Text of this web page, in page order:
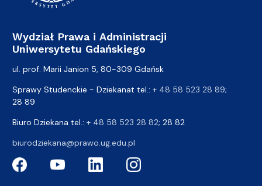
Wydział Prawa i Administracji
Uniwersytetu Gdańskiego
ul. prof. Marii Janion 5, 80-309 Gdańsk
Sprawy Studenckie - Dziekanat tel.: + 48 58 523 28 89;
28 89
Biuro Dziekana tel.: + 48 58 523 28 82; 28 82
biurodziekana@prawo.ug.edu.pl